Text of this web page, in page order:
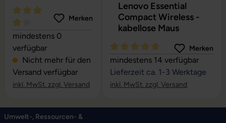
Durchschnittliche Bewertung von 4.24 von 5 Sternen
Merken
mindestens 0
verfügbar
Nicht mehr für den
Versand verfügbar
inkl. MwSt. zzgl. Versand
Lenovo Essential
Compact Wireless -
kabellose Maus
Durchschnittliche Bewertung
Merken
mindestens 14 verfügbar
Lieferzeit ca. 1-3 Werktage
inkl. MwSt. zzgl. Versand
Umwelt-, Ressourcen- &